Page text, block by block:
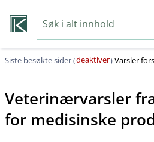
Siste besøkte sider (deaktiver)Varsler
Veterinærvarsler
for medisinske